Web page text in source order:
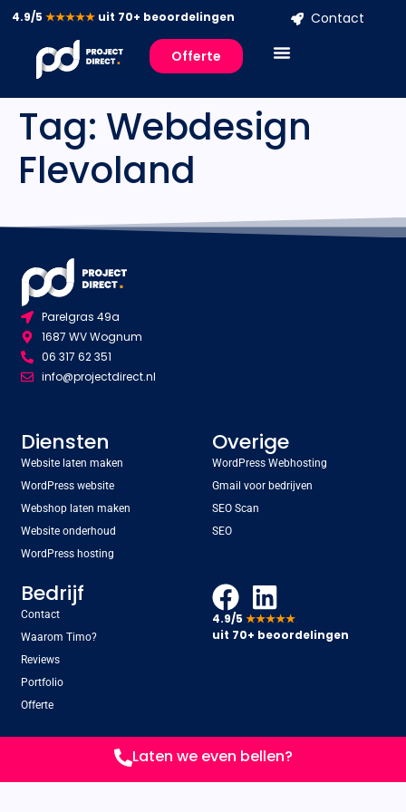
4.9/5 ★★★★★ uit 70+ beoordelingen Contact
Offerte
Tag: Webdesign
Flevoland
Parelgras 49a
1687 WV Wognum
06 317 62 351
info@projectdirect.nl
Diensten
Website laten maken
WordPress website
Webshop laten maken
Website onderhoud
WordPress hosting
Overige
WordPress Webhosting
Gmail voor bedrijven
SEO Scan
SEO
Bedrijf
Contact
Waarom Timo?
Reviews
Portfolio
Offerte
4.9/5 ★★★★★
uit 70+ beoordelingen
Laten we even bellen?